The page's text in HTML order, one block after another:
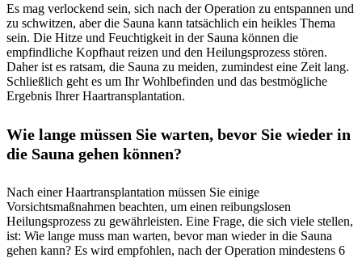
Es mag verlockend sein, sich nach der Operation zu entspannen und
zu schwitzen, aber die Sauna kann tatsächlich ein heikles Thema
sein. Die Hitze und Feuchtigkeit in der Sauna können die
empfindliche Kopfhaut reizen und den Heilungsprozess stören.
Daher ist es ratsam, die Sauna zu meiden, zumindest eine Zeit lang.
Schließlich geht es um Ihr Wohlbefinden und das bestmögliche
Ergebnis Ihrer Haartransplantation.
Wie lange müssen Sie warten, bevor Sie wieder in
die Sauna gehen können?
Nach einer Haartransplantation müssen Sie einige
Vorsichtsmaßnahmen beachten, um einen reibungslosen
Heilungsprozess zu gewährleisten. Eine Frage, die sich viele stellen,
ist: Wie lange muss man warten, bevor man wieder in die Sauna
gehen kann? Es wird empfohlen, nach der Operation mindestens 6